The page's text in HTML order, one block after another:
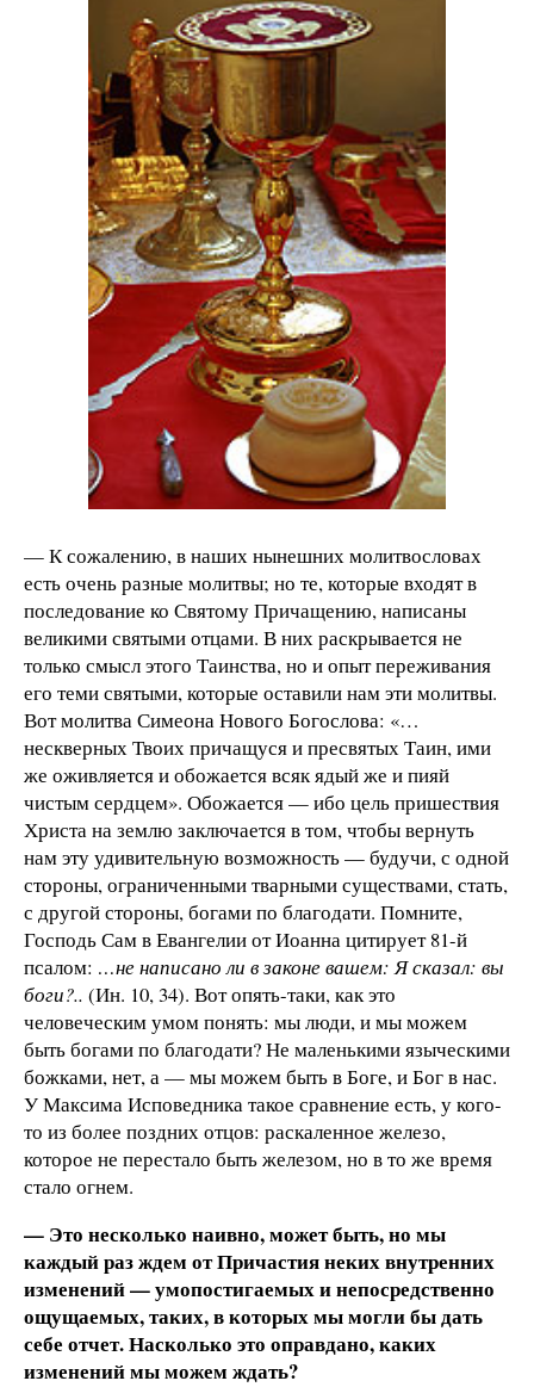
— К сожалению, в наших нынешних молитвословах
есть очень разные молитвы; но те, которые входят в
последование ко Святому Причащению, написаны
великими святыми отцами. В них раскрывается не
только смысл этого Таинства, но и опыт переживания
его теми святыми, которые оставили нам эти молитвы.
Вот молитва Симеона Нового Богослова: «…
нескверных Твоих причащуся и пресвятых Таин, ими
же оживляется и обожается всяк ядый же и пияй
чистым сердцем». Обожается — ибо цель пришествия
Христа на землю заключается в том, чтобы вернуть
нам эту удивительную возможность — будучи, с одной
стороны, ограниченными тварными существами, стать,
с другой стороны, богами по благодати. Помните,
Господь Сам в Евангелии от Иоанна цитирует 81-й
псалом: …не написано ли в законе вашем: Я сказал: вы
боги?.. (Ин. 10, 34). Вот опять-таки, как это
человеческим умом понять: мы люди, и мы можем
быть богами по благодати? Не маленькими языческими
божками, нет, а — мы можем быть в Боге, и Бог в нас.
У Максима Исповедника такое сравнение есть, у кого-
то из более поздних отцов: раскаленное железо,
которое не перестало быть железом, но в то же время
стало огнем.
— Это несколько наивно, может быть, но мы
каждый раз ждем от Причастия неких внутренних
изменений — умопостигаемых и непосредственно
ощущаемых, таких, в которых мы могли бы дать
себе отчет. Насколько это оправдано, каких
изменений мы можем ждать?